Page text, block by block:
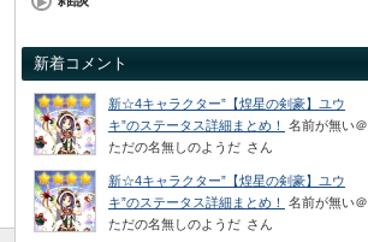
新着コメント
新☆4キャラクター”【煌星の剣豪】ユウ
キ”のステータス詳細まとめ！
名前が無い＠
ただの名無しのようだ さん
新☆4キャラクター”【煌星の剣豪】ユウ
キ”のステータス詳細まとめ！
名前が無い＠
ただの名無しのようだ さん